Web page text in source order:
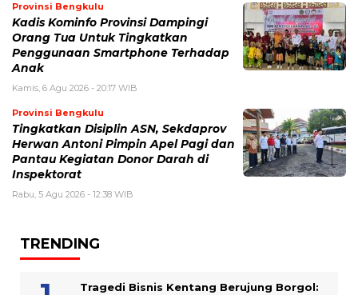
Provinsi Bengkulu
Kadis Kominfo Provinsi Dampingi
Orang Tua Untuk Tingkatkan
Penggunaan Smartphone Terhadap
Anak
Kamis, 6 Agu 2026 - 20:17 WIB
Provinsi Bengkulu
Tingkatkan Disiplin ASN, Sekdaprov
Herwan Antoni Pimpin Apel Pagi dan
Pantau Kegiatan Donor Darah di
Inspektorat
Rabu, 5 Agu 2026 - 12:38 WIB
TRENDING
Tragedi Bisnis Kentang Berujung Borgol: